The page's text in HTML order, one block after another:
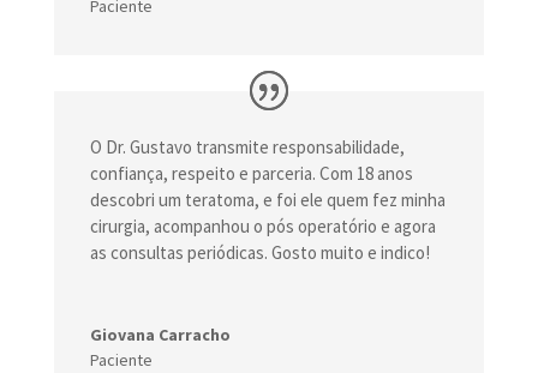
Paciente
O Dr. Gustavo transmite responsabilidade,
confiança, respeito e parceria. Com 18 anos
descobri um teratoma, e foi ele quem fez minha
cirurgia, acompanhou o pós operatório e agora
as consultas periódicas. Gosto muito e indico!
Giovana Carracho
Paciente